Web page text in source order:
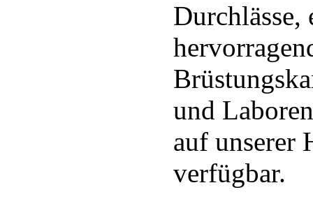
Durchlässe,
und
auf unserer
verfügbar.